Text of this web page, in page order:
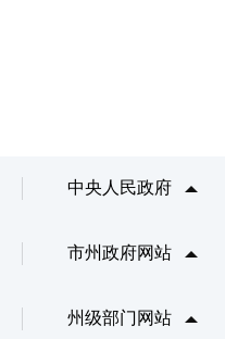
中央人民政府
市州政府网站
州级部门网站